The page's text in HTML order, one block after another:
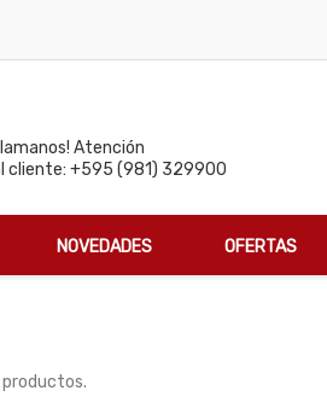
Atención
cliente: +595 (981) 329900
NOVEDADES OFERTAS